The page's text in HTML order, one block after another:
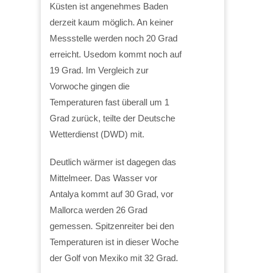
Küsten ist angenehmes Baden
derzeit kaum möglich. An keiner
Messstelle werden noch 20 Grad
erreicht. Usedom kommt noch auf
19 Grad. Im Vergleich zur
Vorwoche gingen die
Temperaturen fast überall um 1
Grad zurück, teilte der Deutsche
Wetterdienst (DWD) mit.
Deutlich wärmer ist dagegen das
Mittelmeer. Das Wasser vor
Antalya kommt auf 30 Grad, vor
Mallorca werden 26 Grad
gemessen. Spitzenreiter bei den
Temperaturen ist in dieser Woche
der Golf von Mexiko mit 32 Grad.